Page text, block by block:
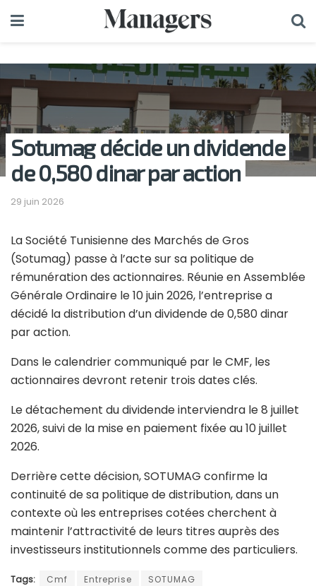
Sotumag décide un dividende
de 0,580 dinar par action
29 juin 2026
La Société Tunisienne des Marchés de Gros
(Sotumag) passe à l’acte sur sa politique de
rémunération des actionnaires. Réunie en Assemblée
Générale Ordinaire le 10 juin 2026, l’entreprise a
décidé la distribution d’un dividende de 0,580 dinar
par action.
Dans le calendrier communiqué par le CMF, les
actionnaires devront retenir trois dates clés.
Le détachement du dividende interviendra le 8 juillet
2026, suivi de la mise en paiement fixée au 10 juillet
2026.
Derrière cette décision, SOTUMAG confirme la
continuité de sa politique de distribution, dans un
contexte où les entreprises cotées cherchent à
maintenir l’attractivité de leurs titres auprès des
investisseurs institutionnels comme des particuliers.
Tags: Cmf Entreprise SOTUMAG